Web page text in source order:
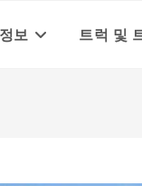
보 트럭 및